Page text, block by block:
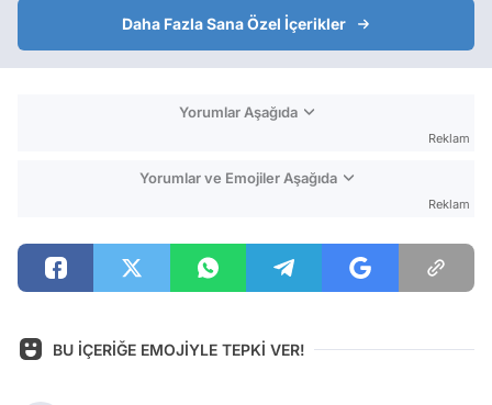
Daha Fazla Sana Özel İçerikler
Yorumlar Aşağıda
Reklam
Yorumlar ve Emojiler Aşağıda
Reklam
BU İÇERİĞE EMOJİYLE TEPKİ VER!